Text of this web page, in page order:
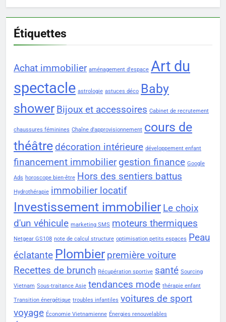
Étiquettes
Achat immobilier aménagement d'espace Art du
spectacle astrologie astuces déco Baby
shower Bijoux et accessoires Cabinet de recrutement
chaussures féminines Chaîne d'approvisionnement cours de
théâtre décoration intérieure développement enfant
financement immobilier gestion finance Google
Ads horoscope bien-être Hors des sentiers battus
Hydrothérapie immobilier locatif
Investissement immobilier Le choix
d'un véhicule marketing SMS moteurs thermiques
Netgear GS108 note de calcul structure optimisation petits espaces Peau
éclatante Plombier première voiture
Recettes de brunch Récupération sportive santé Sourcing
Vietnam Sous-traitance Asie tendances mode thérapie enfant
Transition énergétique troubles infantiles voitures de sport
voyage Économie Vietnamienne Énergies renouvelables